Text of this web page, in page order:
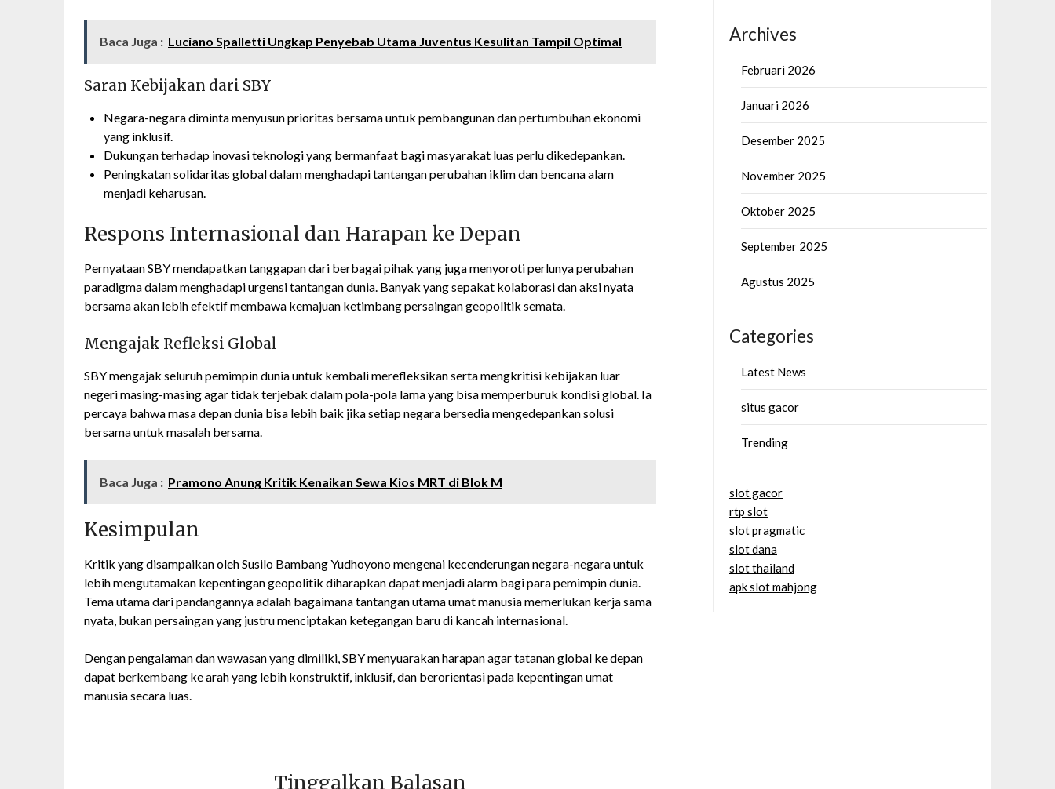
Baca Juga : Luciano Spalletti Ungkap Penyebab Utama Juventus Kesulitan Tampil Optimal
Saran Kebijakan dari SBY
Negara-negara diminta menyusun prioritas bersama untuk pembangunan dan pertumbuhan ekonomi
yang inklusif.
Dukungan terhadap inovasi teknologi yang bermanfaat bagi masyarakat luas perlu dikedepankan.
Peningkatan solidaritas global dalam menghadapi tantangan perubahan iklim dan bencana alam
menjadi keharusan.
Respons Internasional dan Harapan ke Depan
Pernyataan SBY mendapatkan tanggapan dari berbagai pihak yang juga menyoroti perlunya perubahan
paradigma dalam menghadapi urgensi tantangan dunia. Banyak yang sepakat kolaborasi dan aksi nyata
bersama akan lebih efektif membawa kemajuan ketimbang persaingan geopolitik semata.
Mengajak Refleksi Global
SBY mengajak seluruh pemimpin dunia untuk kembali merefleksikan serta mengkritisi kebijakan luar
negeri masing-masing agar tidak terjebak dalam pola-pola lama yang bisa memperburuk kondisi global. Ia
percaya bahwa masa depan dunia bisa lebih baik jika setiap negara bersedia mengedepankan solusi
bersama untuk masalah bersama.
Baca Juga : Pramono Anung Kritik Kenaikan Sewa Kios MRT di Blok M
Kesimpulan
Kritik yang disampaikan oleh Susilo Bambang Yudhoyono mengenai kecenderungan negara-negara untuk
lebih mengutamakan kepentingan geopolitik diharapkan dapat menjadi alarm bagi para pemimpin dunia.
Tema utama dari pandangannya adalah bagaimana tantangan utama umat manusia memerlukan kerja sama
nyata, bukan persaingan yang justru menciptakan ketegangan baru di kancah internasional.
Dengan pengalaman dan wawasan yang dimiliki, SBY menyuarakan harapan agar tatanan global ke depan
dapat berkembang ke arah yang lebih konstruktif, inklusif, dan berorientasi pada kepentingan umat
manusia secara luas.
Tinggalkan Balasan
Archives
Februari 2026
Januari 2026
Desember 2025
November 2025
Oktober 2025
September 2025
Agustus 2025
Categories
Latest News
situs gacor
Trending
slot gacor
rtp slot
slot pragmatic
slot dana
slot thailand
apk slot mahjong